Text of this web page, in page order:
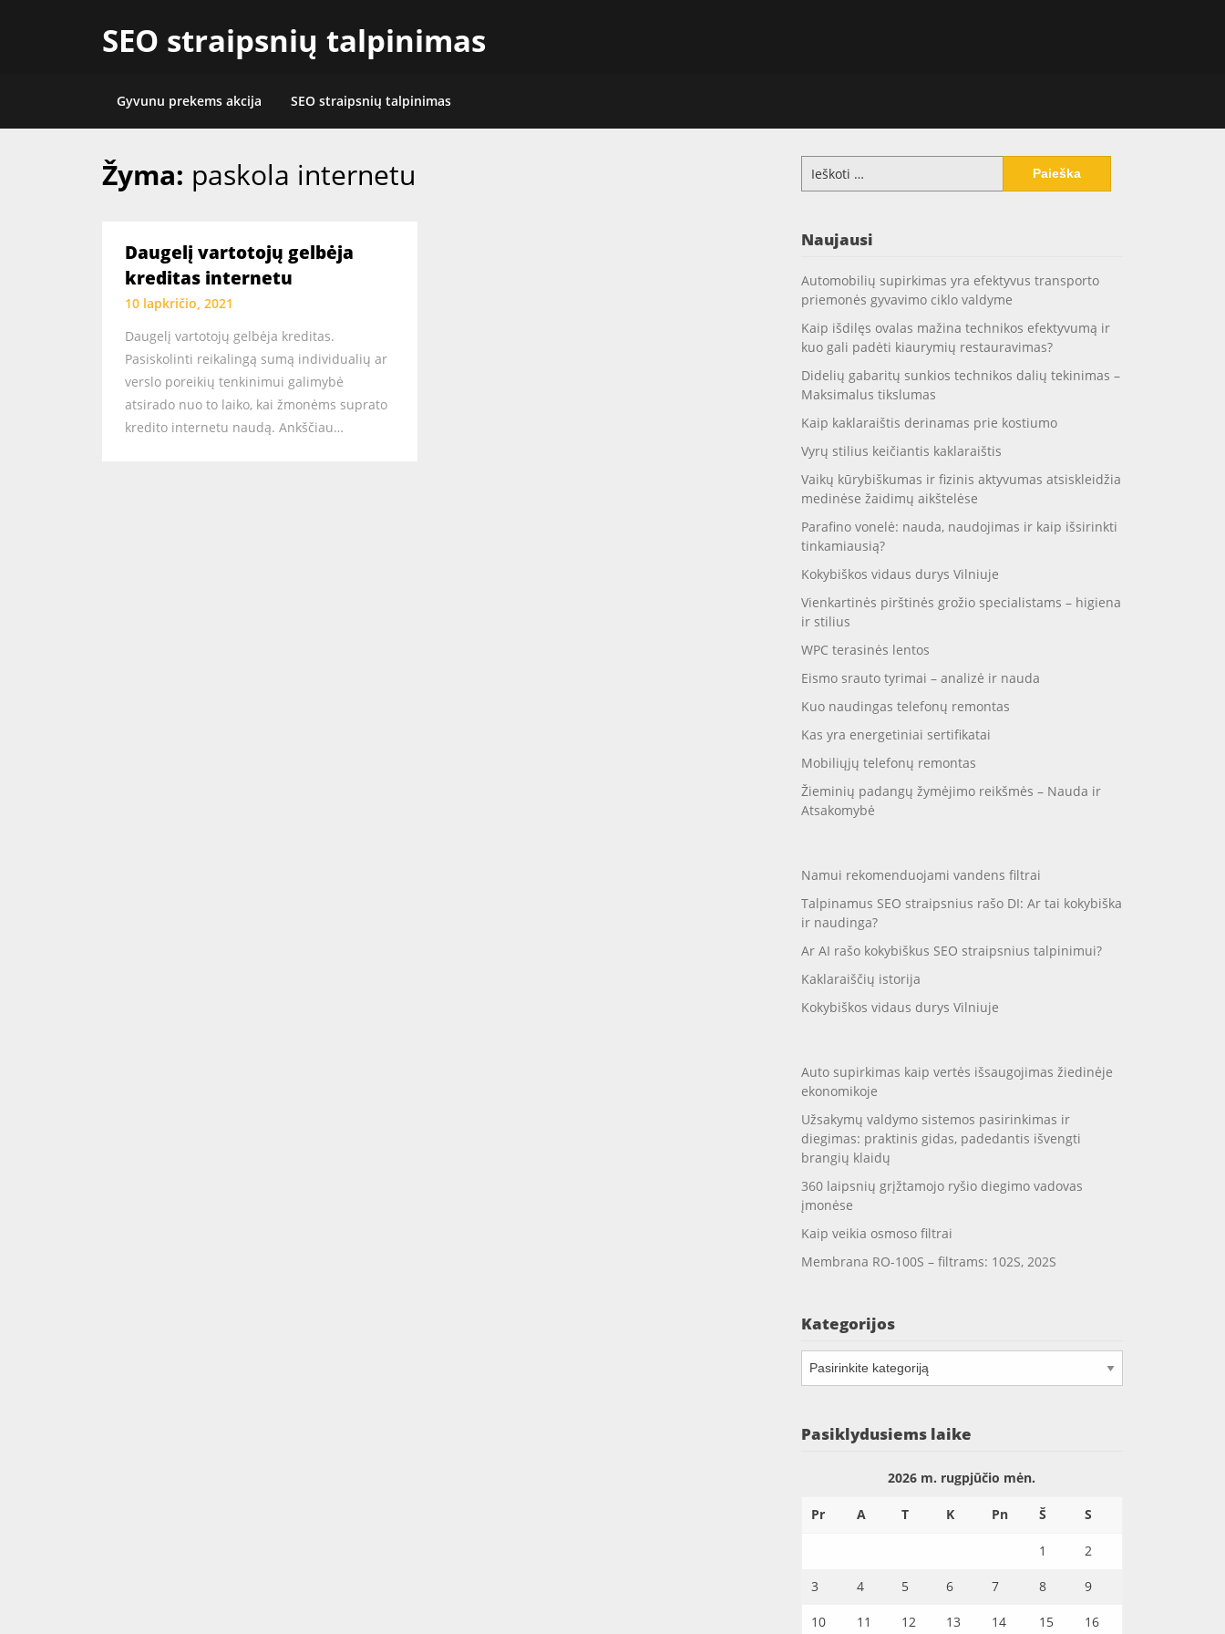
SEO straipsnių talpinimas
Gyvunu prekems akcija SEO straipsnių talpinimas
Žyma: paskola internetu
Daugelį vartotojų gelbėja
kreditas internetu
10 lapkričio, 2021
Daugelį vartotojų gelbėja kreditas.
Pasiskolinti reikalingą sumą individualių ar
verslo poreikių tenkinimui galimybė
atsirado nuo to laiko, kai žmonėms suprato
kredito internetu naudą. Ankščiau…
Ieškoti:
Naujausi
Automobilių supirkimas yra efektyvus transporto
priemonės gyvavimo ciklo valdyme
Kaip išdilęs ovalas mažina technikos efektyvumą ir
kuo gali padėti kiaurymių restauravimas?
Didelių gabaritų sunkios technikos dalių tekinimas –
Maksimalus tikslumas
Kaip kaklaraištis derinamas prie kostiumo
Vyrų stilius keičiantis kaklaraištis
Vaikų kūrybiškumas ir fizinis aktyvumas atsiskleidžia
medinėse žaidimų aikštelėse
Parafino vonelė: nauda, naudojimas ir kaip išsirinkti
tinkamiausią?
Kokybiškos vidaus durys Vilniuje
Vienkartinės pirštinės grožio specialistams – higiena
ir stilius
WPC terasinės lentos
Eismo srauto tyrimai – analizė ir nauda
Kuo naudingas telefonų remontas
Kas yra energetiniai sertifikatai
Mobiliųjų telefonų remontas
Žieminių padangų žymėjimo reikšmės – Nauda ir
Atsakomybė
Namui rekomenduojami vandens filtrai
Talpinamus SEO straipsnius rašo DI: Ar tai kokybiška
ir naudinga?
Ar AI rašo kokybiškus SEO straipsnius talpinimui?
Kaklaraiščių istorija
Kokybiškos vidaus durys Vilniuje
Auto supirkimas kaip vertės išsaugojimas žiedinėje
ekonomikoje
Užsakymų valdymo sistemos pasirinkimas ir
diegimas: praktinis gidas, padedantis išvengti
brangių klaidų
360 laipsnių grįžtamojo ryšio diegimo vadovas
įmonėse
Kaip veikia osmoso filtrai
Membrana RO-100S – filtrams: 102S, 202S
Kategorijos
Kategorijos
Pasiklydusiems laike
2026 m. rugpjūčio mėn.
Pr A T K Pn Š S
1 2
3 4 5 6 7 8 9
10 11 12 13 14 15 16